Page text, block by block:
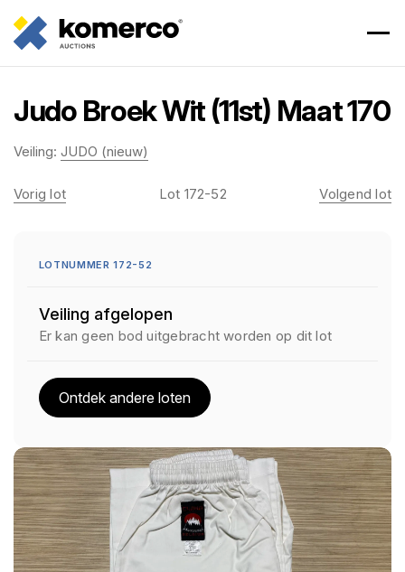
Judo Broek Wit (11st) Maat 170
Veiling: JUDO (nieuw)
Vorig lot Lot 172-52 Volgend lot
LOTNUMMER 172-52
Veiling afgelopen
Er kan geen bod uitgebracht worden op dit lot
Ontdek andere loten